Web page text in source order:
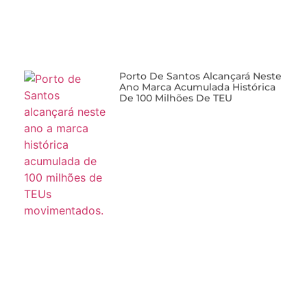
Porto De Santos Alcançará Neste
Ano Marca Acumulada Histórica
De 100 Milhões De TEU